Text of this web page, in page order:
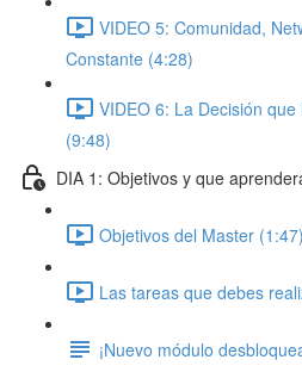
VIDEO 5: Comunidad,
Constante (4:28)
VIDEO 6: La Decisión
(9:48)
DIA 1: Objetivos y que
Objetivos del Master (1:47)
Las tareas que debes
¡Nuevo módulo